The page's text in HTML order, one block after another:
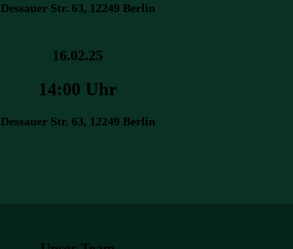
Dessauer Str. 63, 12249 Berlin
16.02.25
14:00 Uhr
Dessauer Str. 63, 12249 Berlin